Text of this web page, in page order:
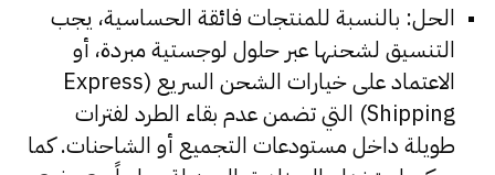
الحل: بالنسبة للمنتجات فائقة الحساسية، يجب
التنسيق لشحنها عبر حلول لوجستية مبردة، أو
الاعتماد على خيارات الشحن السريع (Express
Shipping) التي تضمن عدم بقاء الطرد لفترات
طويلة داخل مستودعات التجميع أو الشاحنات. كما